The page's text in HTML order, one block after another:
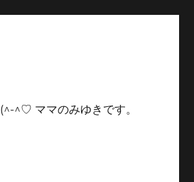
(^-^♡ ママのみゆきです。